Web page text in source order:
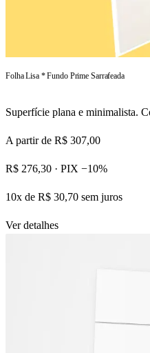
Folha Lisa * Fundo Prime Sarrafeada
Superfície plana e minimalista.
A partir de R$ 307,00
R$ 276,30 · PIX −10%
10x de R$ 30,70 sem juros
Ver detalhes